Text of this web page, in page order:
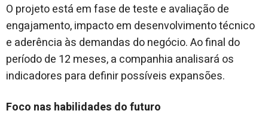
O projeto está em fase de teste e avaliação de
engajamento, impacto em desenvolvimento técnico
e aderência às demandas do negócio. Ao final do
período de 12 meses, a companhia analisará os
indicadores para definir possíveis expansões.
Foco nas habilidades do futuro